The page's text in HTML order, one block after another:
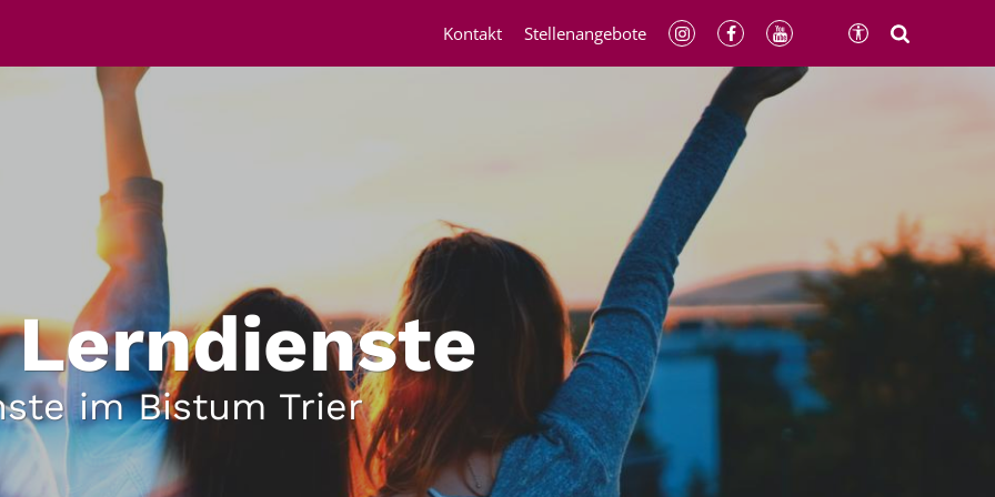
Lerndienste
im Bistum Trier
Kontakt Stellenangebote